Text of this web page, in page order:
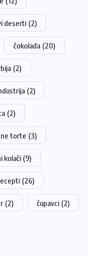
deserti (2)
čokolada (20)
(2)
(2)
(2)
torte (3)
kolači (9)
(26)
(2) čupavci (2)